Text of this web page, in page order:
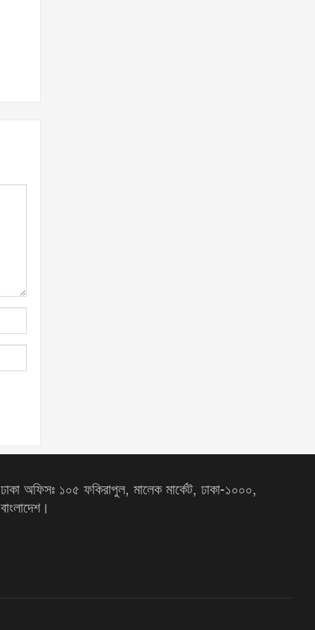
ঢাকা অফিসঃ ১০৫ ফকিরাপুল, মালেক মার্কেট, ঢাকা-১০০০,
বাংলাদেশ।